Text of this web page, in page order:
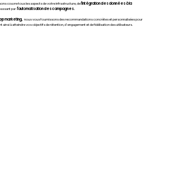
couvre tous les aspects de votre infrastructure, de l'intégration des données à la
par l'automatisation des campagnes.
marketing, nous vous fournissons des recommandations concrètes et personnalisées pour
ainsi à atteindre vos objectifs de rétention, d'engagement et de fidélisation des utilisateurs.